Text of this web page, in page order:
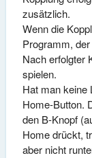
zusätzlich.
Wenn die
Programm,
Nach erfolgter
spielen.
Hat man keine
Home-Button.
den B-Knopf
Home drückt,
aber nicht